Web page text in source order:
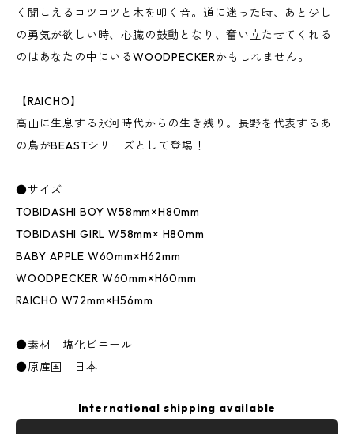
く聞こえるコツコツと木を叩く音。道に迷った時、あと少し
の勇気が欲しい時、心臓の鼓動となり、奮い立たせてくれる
のはあなたの中にいるWOODPECKERかもしれません。
【RAICHO】
高山に生息する氷河時代からの生き残り。長野を代表するあ
の鳥がBEASTシリーズとして登場！
●サイズ
TOBIDASHI BOY W58mm×H80mm
TOBIDASHI GIRL W58mm× H80mm
BABY APPLE W60mm×H62mm
WOODPECKER W60mm×H60mm
RAICHO W72mm×H56mm
●素材 塩化ビニール
●原産国 日本
International shipping available